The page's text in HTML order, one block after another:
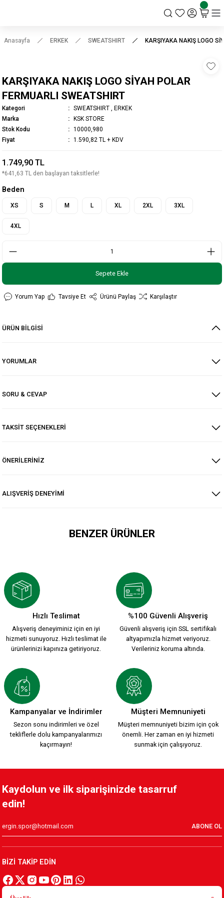
Anasayfa ERKEK SWEATSHIRT KARŞIYAKA NAKIŞ LOGO
KARŞIYAKA NAKIŞ LOGO SİYAH POLAR
FERMUARLI SWEATSHIRT
Kategori SWEATSHIRT
ERKEK
Marka
KSK STORE
Stok Kodu
10000,980
Fiyat
1.590,82 TL + KDV
1.749,90 TL
*641,63 TL den başlayan taksitlerle!
Beden
XS S M L XL 2XL 3XL
4XL
Sepete Ekle
Yorum Yap Tavsiye Et Ürünü Paylaş Karşılaştır
ÜRÜN BİLGİSİ
YORUMLAR
SORU & CEVAP
TAKSİT SEÇENEKLERİ
ÖNERİLERİNİZ
ALIŞVERİŞ DENEYİMİ
BENZER ÜRÜNLER
3.500,00 TL
HUMMEL DREAM HALF ZIP SWEATSHİRT S.
2.399,90 TL
KARŞIYAKA NAKIŞ LOGO KIRMIZI POLAR FERMUARLI
1.749,90 TL
KARŞIYAKA TRİBÜN PAMUKLU SWEATSHIRT Y.
2.599,90 TL
Hızlı Teslimat
Alışveriş deneyiminiz için en iyi
hizmeti sunuyoruz. Hızlı teslimat ile
ürünlerinizi kapınıza getiriyoruz.
%100 Güvenli Alışveriş
Güvenli alışveriş için SSL sertifikalı
altyapımızla hizmet veriyoruz.
Verileriniz koruma altında.
Kampanyalar ve İndirimler
Sezon sonu indirimleri ve özel
tekliflerle dolu kampanyalarımızı
kaçırmayın!
Müşteri Memnuniyeti
Müşteri memnuniyeti bizim için çok
önemli. Her zaman en iyi hizmeti
sunmak için çalışıyoruz.
Kaydolun ve ilk siparişinizde tasarruf
edin!
ABONE OL
BİZİ TAKİP EDİN